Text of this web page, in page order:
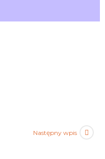
Następny wpis